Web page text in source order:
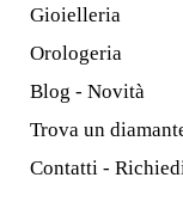
Gioielleria
Orologeria
Blog - Novità
Trova un
Contatti -